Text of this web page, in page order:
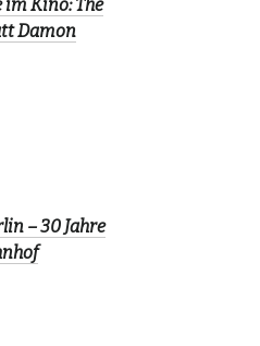
im Kino: The
Damon
– 30 Jahre